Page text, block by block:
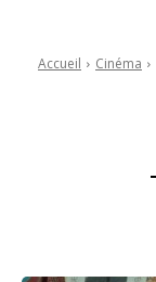
Accueil Cinéma